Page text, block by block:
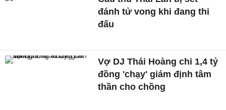
đánh tử vong khi đang thi
đấu
Vợ DJ Thái Hoàng chi 1,4 tỷ
đồng 'chạy' giám định tâm
thần cho chồng